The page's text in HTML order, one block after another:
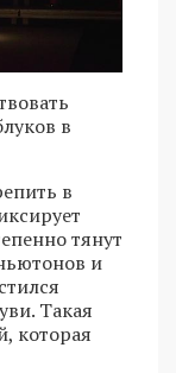
в
в
тянут
и
Такая
которая